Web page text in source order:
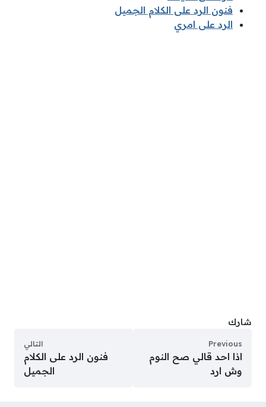
فنون الرد على الكلام الجميل
الرد على امري
شارك
Previous
اذا احد قالي صح النوم
وش ارد
التالي
فنون الرد على الكلام
الجميل